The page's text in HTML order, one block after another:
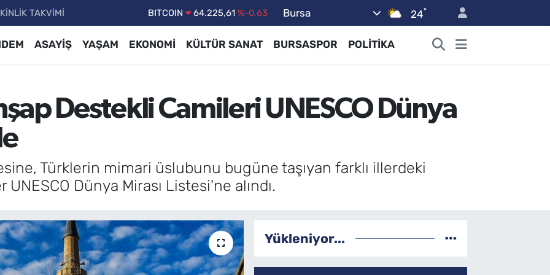
TAKVİMİ DOLAR 47,7143 %0.16
BİST100
13.799 %70
Bursa 24°
ASAYİŞ YAŞAM EKONOMİ KÜLTÜR SANAT BURSASPOR POLİTİKA
Destekli Camileri UNESCO Dünya
Türklerin mimari üslubunu bugüne taşıyan farklı illerdeki
Dünya Mirası Listesi'ne alındı.
Yükleniyor...